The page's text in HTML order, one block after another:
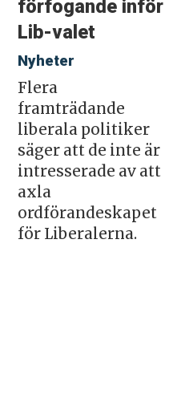
förfogande inför
Lib-valet
Nyheter
Flera
framträdande
liberala politiker
säger att de inte är
intresserade av att
axla
ordförandeskapet
för Liberalerna.